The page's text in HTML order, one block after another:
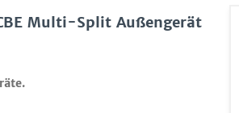
Multi-Split Außengerät